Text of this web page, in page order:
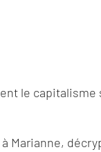
le
Marianne,